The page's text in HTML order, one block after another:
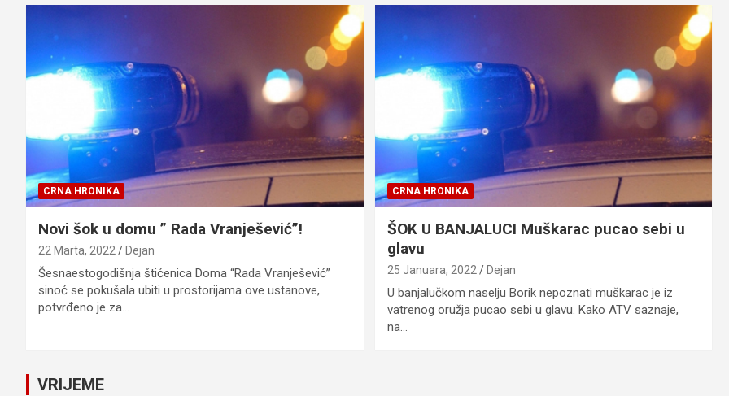
CRNA HRONIKA
Novi šok u domu ” Rada Vranješević”!
22 Marta, 2022 Dejan
Šesnaestogodišnja štićenica Doma “Rada Vranješević”
sinoć se pokušala ubiti u prostorijama ove ustanove,
potvrđeno je za…
CRNA HRONIKA
ŠOK U BANJALUCI Muškarac pucao sebi u
glavu
25 Januara, 2022 Dejan
U banjalučkom naselju Borik nepoznati muškarac je iz
vatrenog oružja pucao sebi u glavu. Kako ATV saznaje,
na…
VRIJEME